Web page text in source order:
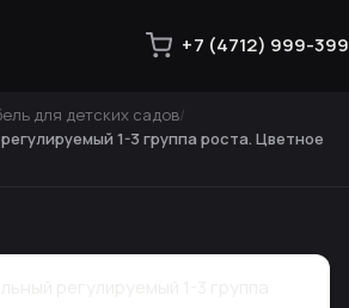
+7 (4712) 999-399
для детских садов
1-3 группа роста. Цветное